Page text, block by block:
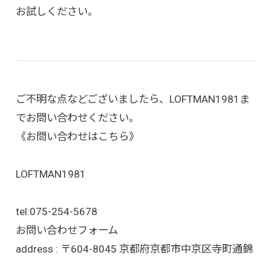
お試しください。
ご不明な点などございましたら、LOFTMAN1981ま
でお問い合わせください。
《お問い合わせはこちら》
LOFTMAN1981
tel:075-254-5678
お問い合わせフォーム
address : 〒604-8045 京都府京都市中京区寺町通錦